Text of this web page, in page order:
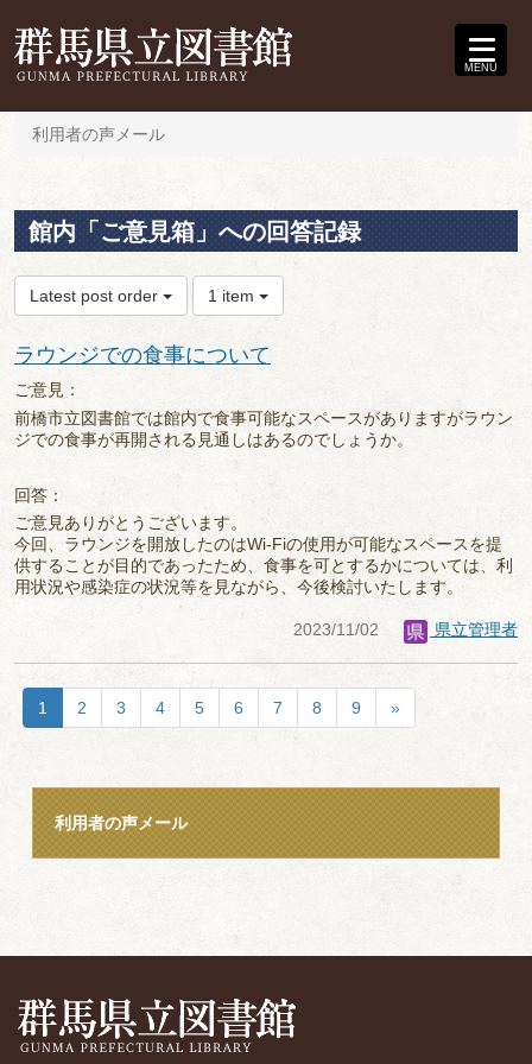
MENU
利用者の声メール
館内「ご意見箱」への回答記録
Latest post order 1 item
ラウンジでの食事について
ご意見：
前橋市立図書館では館内で食事可能なスペースがありますがラウン
ジでの食事が再開される見通しはあるのでしょうか。
回答：
ご意見ありがとうございます。
今回、ラウンジを開放したのはWi-Fiの使用が可能なスペースを提
供することが目的であったため、食事を可とするかについては、利
用状況や感染症の状況等を見ながら、今後検討いたします。
2023/11/02 県立管理者
1 2 3 4 5 6 7 8 9 »
利用者の声メール